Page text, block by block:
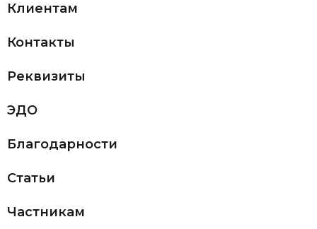
Клиентам
Контакты
Реквизиты
ЭДО
Благодарности
Статьи
Частникам